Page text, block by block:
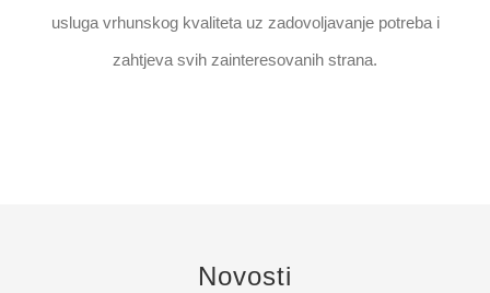
usluga vrhunskog kvaliteta uz zadovoljavanje potreba i
zahtjeva svih zainteresovanih strana.
Novosti